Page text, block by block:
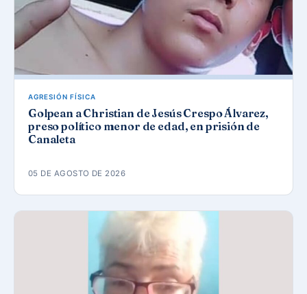
AGRESIÓN FÍSICA
Golpean a Christian de Jesús Crespo Álvarez,
preso político menor de edad, en prisión de
Canaleta
05 DE AGOSTO DE 2026